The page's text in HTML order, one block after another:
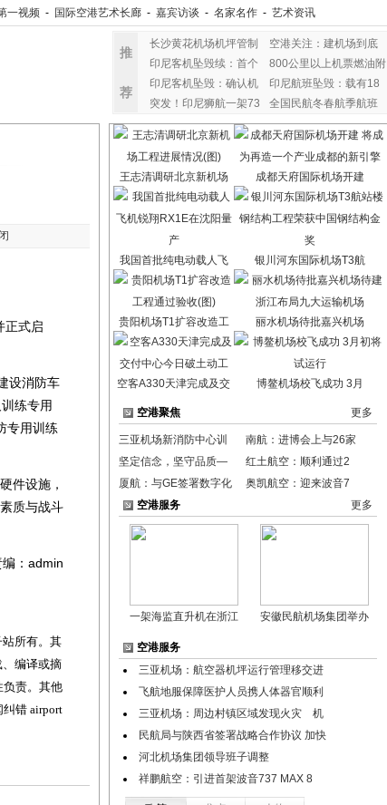
一视频 - 国际空港艺术长廊 - 嘉宾访谈 - 名家名作 - 艺术资讯
推
荐
长沙黄花机场机坪管制
空港关注：建机场到底
印尼客机坠毁续：首个
800公里以上机票燃油附
印尼客机坠毁：确认机
印尼航班坠毁：载有18
突发！印尼狮航一架73
全国民航冬春航季航班
正式启
设消防车
练专用
专用训练
件设施，
质与战斗
编：admin
所有。其
编译或摘
负责。其他
错 airport
王志清调研北京新机场 成都天府国际机场开建
我国首批纯电动载人飞 银川河东国际机场T3航
贵阳机场T1扩容改造工 丽水机场待批嘉兴机场
空客A330天津完成及交 博鳌机场校飞成功 3月
空港聚焦 更多
三亚机场新消防中心训
南航：进博会上与26家
坚定信念，坚守品质—
红土航空：顺利通过2
厦航：与GE签署数字化
奥凯航空：迎来波音7
空港服务
更多
一架海监直升机在浙江 安徽民航机场集团举办
空港服务
三亚机场：航空器机坪运行管理移交进
飞航地服保障医护人员携人体器官顺利
三亚机场：周边村镇区域发现火灾 机
民航局与陕西省签署战略合作协议 加快
河北机场集团领导班子调整
祥鹏航空：引进首架波音737 MAX 8